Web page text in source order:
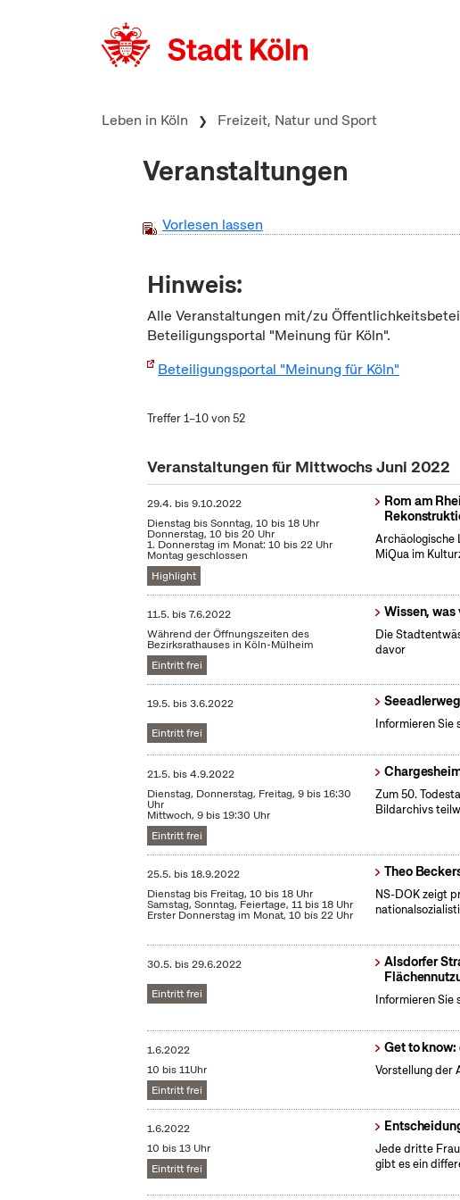
Leben in Köln Freizeit, Natur und Sport
Veranstaltungen
Vorlesen lassen
Hinweis:
Alle Veranstaltungen mit/zu
Beteiligungsportal "Meinung für Köln".
Beteiligungsportal "Meinung für Köln"
Treffer 1–10 von 52
Veranstaltungen für Mittwochs Juni 2022
29.4. bis9.10.2022
Dienstag bis Sonntag, 10 bis 18 Uhr
Donnerstag, 10 bis 20 Uhr
1. Donnerstag im Monat: 10 bis 22 Uhr
Montag geschlossen
Highlight
Rom am
Archäologische
MiQua im
11.5. bis7.6.2022
Während der Öffnungszeiten des
Bezirksrathauses in Köln-Mülheim
Eintritt frei
Wissen,
Die
davor
19.5. bis3.6.2022
Eintritt frei
Informieren Sie
21.5. bis4.9.2022
Dienstag, Donnerstag, Freitag, 9 bis 16:30
Uhr
Mittwoch, 9 bis 19:30 Uhr
Eintritt frei
Zum 50.
Bildarchivs
25.5. bis18.9.2022
Dienstag bis Freitag, 10 bis 18 Uhr
Samstag, Sonntag, Feiertage, 11 bis 18 Uhr
Erster Donnerstag im Monat, 10 bis 22 Uhr
Theo
NS-DOK zeigt
30.5. bis29.6.2022
Eintritt frei
Alsdorfer
Informieren Sie
1.6.2022
10 bis 11Uhr
Eintritt frei
Get to know:
Vorstellung der
1.6.2022
10 bis 13 Uhr
Eintritt frei
Jede dritte
gibt es ein